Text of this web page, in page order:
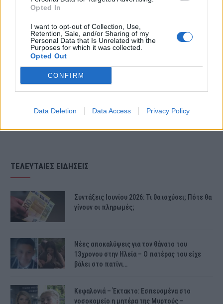
Opted In
I want to opt-out of Collection, Use,
Retention, Sale, and/or Sharing of my
Personal Data that Is Unrelated with the
Purposes for which it was collected.
Opted Out
CONFIRM
Data Deletion Data Access Privacy Policy
— Κατερίνα Χριστια
(@TrDM1vPaiTjSO5z)
August 5, 2023
ΤΕΛΕΥΤΑΙΕΣ ΕΙΔΗΣΕΙΣ
Συντάξεις Ιουνίου 2026: Τι θα ισχύσει; Πότε θα
γίνουν οι πληρωμές;
Νέες αποκαλύψεις για τον θάνατο του
13χρονου στην Ηλεία – Ο πατέρας του είχε
βάλει στο πατίνι…
Κεφαλονιά – Έκτακτο: Εσπευσμένα στο
νοσοκομείο η μητέρα της Μυρτούς –